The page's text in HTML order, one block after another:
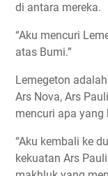
di antara mereka.
“Aku mencuri
atas Bumi.”
Lemegeton
Ars Nova, Ars
mencuri apa yang
“Aku kembali ke
kekuatan Ars